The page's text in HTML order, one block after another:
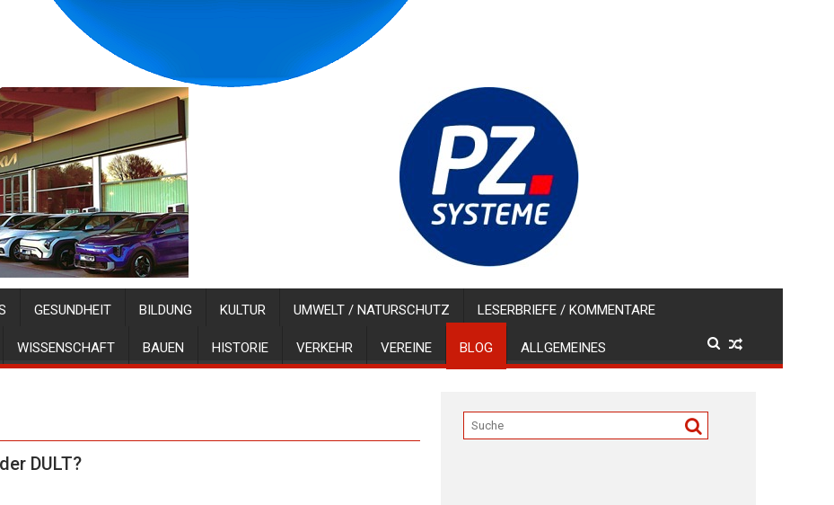
GESUNDHEIT BILDUNG KULTUR UMWELT / NATURSCHUTZ LESERBRIEFE / KOMMENTARE
WISSENSCHAFT BAUEN HISTORIE VERKEHR VEREINE BLOG ALLGEMEINES
DULT?